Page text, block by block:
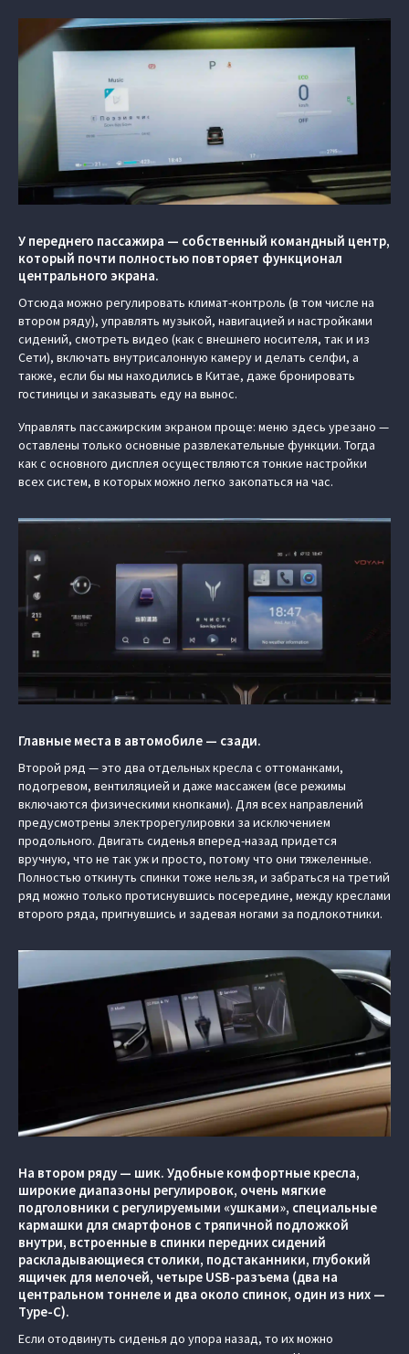
У переднего пассажира — собственный командный центр,
который почти полностью повторяет функционал
центрального экрана.
Отсюда можно регулировать климат-контроль (в том числе на
втором ряду), управлять музыкой, навигацией и настройками
сидений, смотреть видео (как с внешнего носителя, так и из
Сети), включать внутрисалонную камеру и делать селфи, а
также, если бы мы находились в Китае, даже бронировать
гостиницы и заказывать еду на вынос.
Управлять пассажирским экраном проще: меню здесь урезано —
оставлены только основные развлекательные функции. Тогда
как с основного дисплея осуществляются тонкие настройки
всех систем, в которых можно легко закопаться на час.
Главные места в автомобиле — сзади.
Второй ряд — это два отдельных кресла с оттоманками,
подогревом, вентиляцией и даже массажем (все режимы
включаются физическими кнопками). Для всех направлений
предусмотрены электрорегулировки за исключением
продольного. Двигать сиденья вперед-назад придется
вручную, что не так уж и просто, потому что они тяжеленные.
Полностью откинуть спинки тоже нельзя, и забраться на третий
ряд можно только протиснувшись посередине, между креслами
второго ряда, пригнувшись и задевая ногами за подлокотники.
На втором ряду — шик. Удобные комфортные кресла,
широкие диапазоны регулировок, очень мягкие
подголовники с регулируемыми «ушками», специальные
кармашки для смартфонов с тряпичной подложкой
внутри, встроенные в спинки передних сидений
раскладывающиеся столики, подстаканники, глубокий
ящичек для мелочей, четыре USB-разъема (два на
центральном тоннеле и два около спинок, один из них —
Type-C).
Если отодвинуть сиденья до упора назад, то их можно